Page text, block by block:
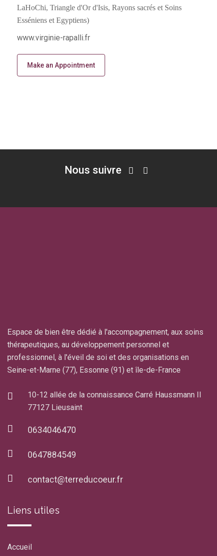
LaHoChi, Triangle d'Or d'Isis, Rayons sacrés et Soins
Esséniens et Egyptiens)
www.virginie-rapalli.fr
Make an Appointment
Nous suivre
Espace de bien être dédié à l'accompagnement, aux soins
thérapeutiques, au développement personnel et
professionnel, à l'éveil de soi et des organisations en
Seine-et-Marne (77), Essonne (91) et île-de-France
10-12 allée de la connaissance Carré Haussmann II
77127 Lieusaint
0634046470
0647884549
contact@terreducoeur.fr
Liens utiles
Accueil